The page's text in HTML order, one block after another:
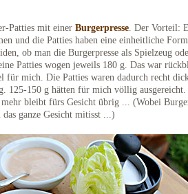
Patties mit einer Burgerpresse . Der Vorteil:
und die Patties haben eine einheitliche
ob man die Burgerpresse als Spielzeug
Patties wogen jeweils 180 g. Das war
für mich. Die Patties waren dadurch recht
125-150 g hätten für mich völlig ausgereicht.
bleibt fürs Gesicht übrig ... (Wobei
ganze Gesicht mitisst ...)